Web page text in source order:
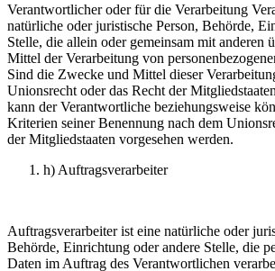
Verantwortlicher oder für die Verarbeitung
natürliche oder juristische Person, Behörde,
Stelle, die allein oder gemeinsam mit anderen
Mittel der Verarbeitung von
Sind die Zwecke und Mittel dieser
Unionsrecht oder das Recht der
kann der Verantwortliche beziehungsweise
Kriterien seiner Benennung nach dem
der Mitgliedstaaten vorgesehen werden.
h) Auftragsverarbeiter
Auftragsverarbeiter ist eine natürliche oder
Behörde, Einrichtung oder andere Stelle, die
Daten im Auftrag des Verantwortlichen